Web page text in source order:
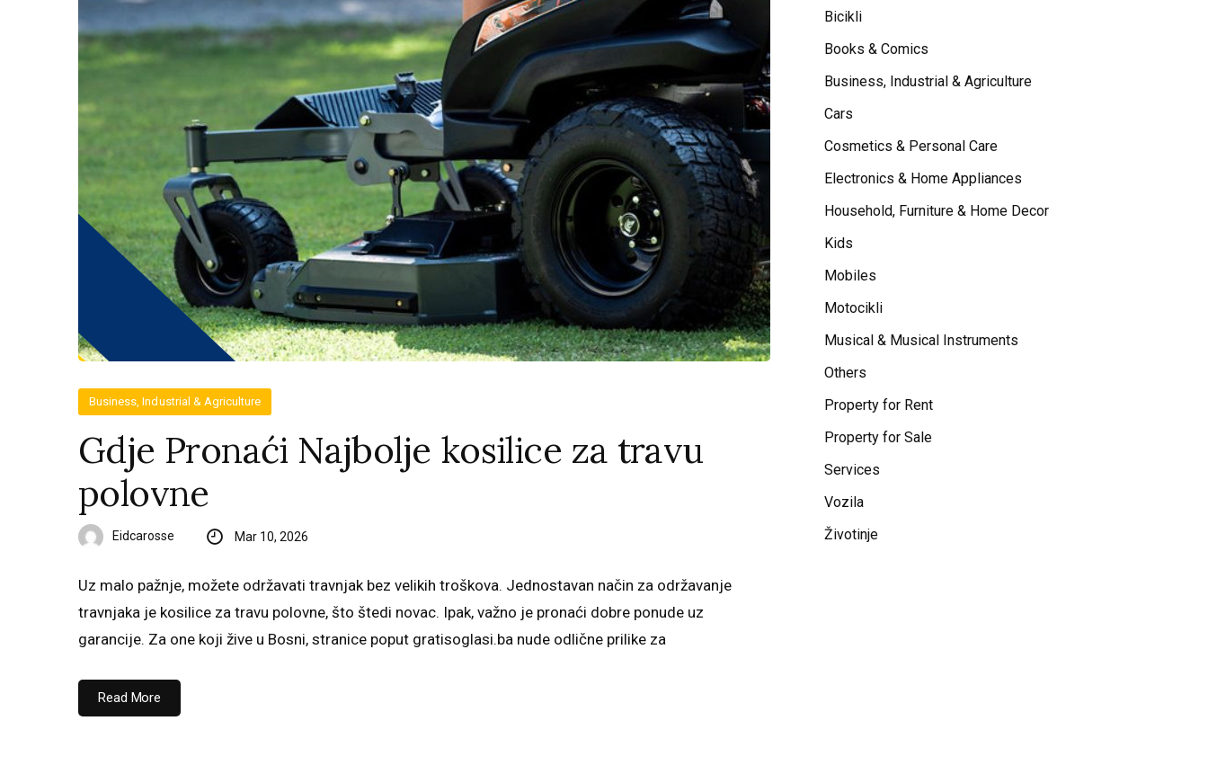
Business, Industrial & Agriculture
Gdje Pronaći Najbolje kosilice za travu
polovne
Eidcarosse Mar 10, 2026
Uz malo pažnje, možete održavati travnjak bez velikih troškova. Jednostavan način za održavanje
travnjaka je kosilice za travu polovne, što štedi novac. Ipak, važno je pronaći dobre ponude uz
garancije. Za one koji žive u Bosni, stranice poput gratisoglasi.ba nude odlične prilike za
Read More
Bicikli
Books & Comics
Business, Industrial & Agriculture
Cars
Cosmetics & Personal Care
Electronics & Home Appliances
Household, Furniture & Home Decor
Kids
Mobiles
Motocikli
Musical & Musical Instruments
Others
Property for Rent
Property for Sale
Services
Vozila
Životinje